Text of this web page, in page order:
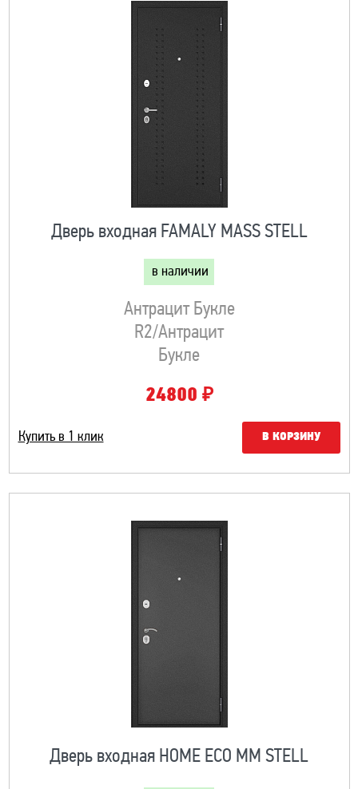
Дверь входная FAMALY MASS STELL
в наличии
Антрацит Букле
R2/Антрацит
Букле
24800 ₽
Купить в 1 клик В КОРЗИНУ
Дверь входная HOME ECO MM STELL